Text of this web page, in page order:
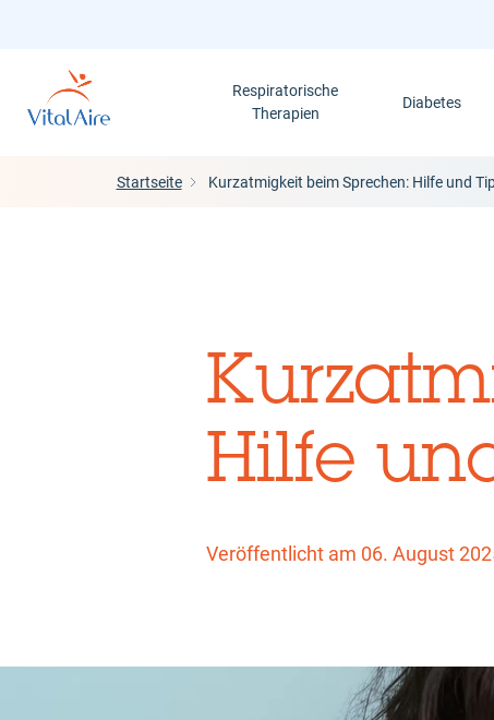
Respiratorische
Therapien
Diabetes
Startseite Kurzatmigkeit beim Sprechen: Hilfe und
Hilfe
Veröffentlicht am 06. August